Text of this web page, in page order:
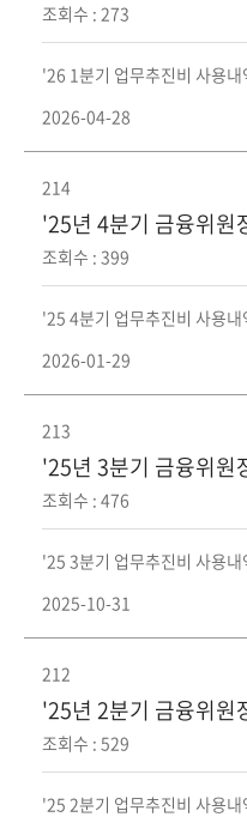
조회수 : 273
'26 1분기 업무추진비 사용
2026-04-28
214
'25년 4분기 금융위원
조회수 : 399
'25 4분기 업무추진비 사용
2026-01-29
213
'25년 3분기 금융위원
조회수 : 476
'25 3분기 업무추진비 사용
2025-10-31
212
'25년 2분기 금융위원
조회수 : 529
'25 2분기 업무추진비 사용